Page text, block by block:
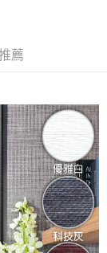
。
示為準，若有關於
「AFTEE先享後付
home
付」服務完成之交
關給付款項請求債
薦